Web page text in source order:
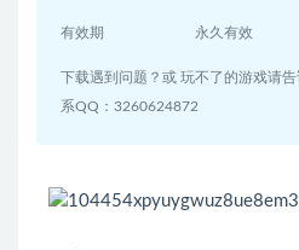
有效期 永久有效
下载遇到问题？或 玩不了的游戏请
系QQ：3260624872